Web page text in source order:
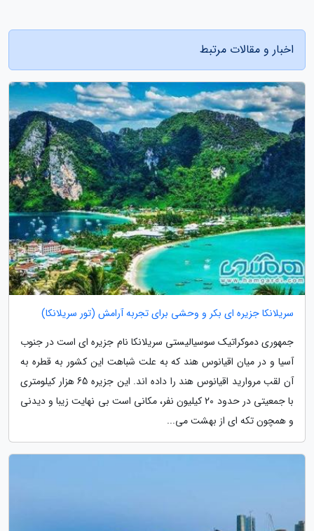
اخبار و مقالات مرتبط
سریلانکا جزیره ای بکر و وحشی برای تجربه آرامش (تور سریلانکا)
جمهوری دموکراتیک سوسیالیستی سریلانکا نام جزیره ای است در جنوب
آسیا و در میان اقیانوس هند که به علت شباهت این کشور به قطره به
آن لقب مروارید اقیانوس هند را داده اند. این جزیره 65 هزار کیلومتری
با جمعیتی در حدود 20 کیلیون نفر، مکانی است بی نهایت زیبا و دیدنی
و همچون تکه ای از بهشت می...